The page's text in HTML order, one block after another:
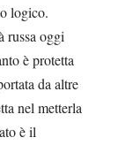
logico.
russa oggi
è protetta
da altre
nel metterla
è il